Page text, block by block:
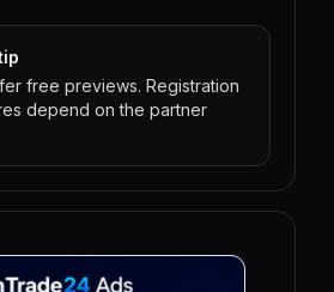
free previews. Registration
depend on the partner